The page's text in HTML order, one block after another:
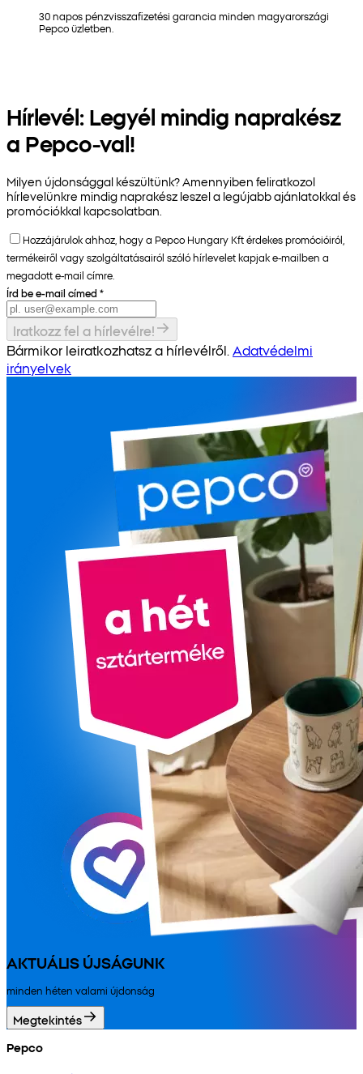
30 napos pénzvisszafizetési garancia minden magyarországi
Pepco üzletben.
Hírlevél: Legyél mindig naprakész
a Pepco-val!
Milyen újdonsággal készültünk? Amennyiben feliratkozol
hírlevelünkre mindig naprakész leszel a legújabb ajánlatokkal és
promóciókkal kapcsolatban.
Hozzájárulok ahhoz, hogy a Pepco Hungary Kft érdekes promócióiról,
termékeiről vagy szolgáltatásairól szóló hírlevelet kapjak e-mailben a
megadott e-mail címre.
Írd be e-mail címed *
Iratkozz fel a hírlevélre!
Bármikor leiratkozhatsz a hírlevélről. Adatvédelmi
irányelvek
AKTUÁLIS ÚJSÁGUNK
minden héten valami újdonság
Megtekintés
Pepco